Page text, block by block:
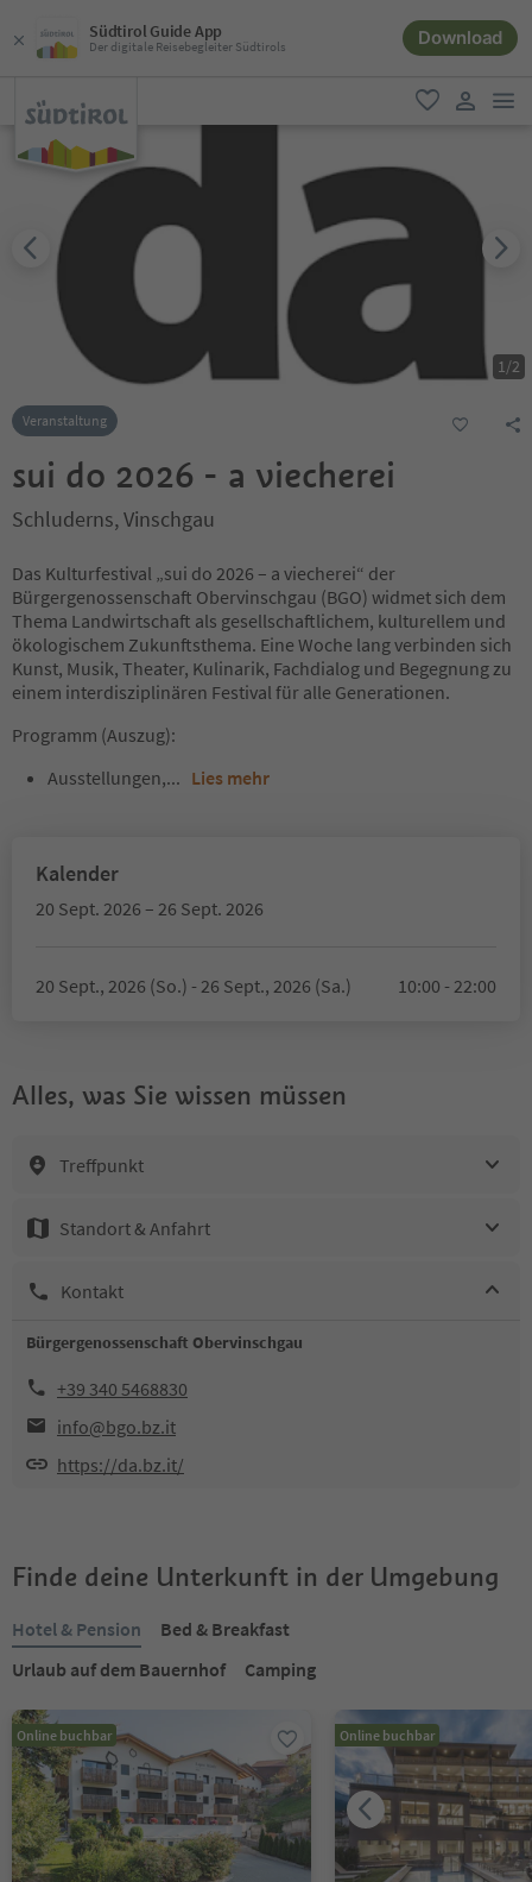
Südtirol Guide App
Der digitale Reisebegleiter Südtirols Download
favorit
1/2
Veranstaltung
sui do 2026 - a viecherei
Schluderns, Vinschgau
Das Kulturfestival „sui do 2026 – a viecherei“ der
Bürgergenossenschaft Obervinschgau (BGO) widmet sich dem
Thema Landwirtschaft als gesellschaftlichem, kulturellem und
ökologischem Zukunftsthema. Eine Woche lang verbinden sich
Kunst, Musik, Theater, Kulinarik, Fachdialog und Begegnung zu
einem interdisziplinären Festival für alle Generationen.
Programm (Auszug):
Ausstellungen,... Lies mehr
Kalender
20 Sept. 2026 – 26 Sept. 2026
20 Sept., 2026 (So.) - 26 Sept., 2026 (Sa.) 10:00 - 22:00
Alles, was Sie wissen müssen
Treffpunkt
Standort & Anfahrt
Kontakt
Bürgergenossenschaft Obervinschgau
+39 340 5468830
info@bgo.bz.it
https://da.bz.it/
Finde deine Unterkunft in der Umgebung
Hotel & Pension
Bed & Breakfast
Urlaub auf dem Bauernhof
Camping
Online buchbar Online buchbar